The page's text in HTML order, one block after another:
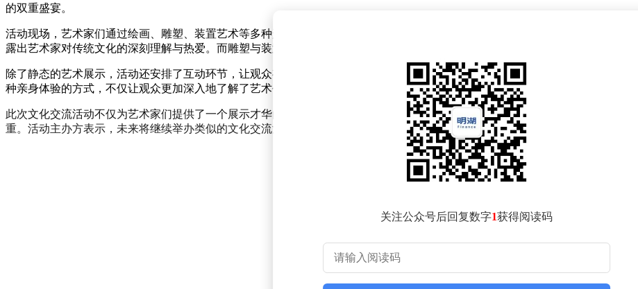
的双重盛宴。
活动现场，艺术家们通过绘画、雕塑、装置艺术等多种形式，展现了传统文化的深厚底蕴与现代艺术的创新活力。一幅幅精美的
露出艺术家对传统文化的深刻理解与热爱。而雕塑与装置艺术作品，则以独特的造型与材质，诠释了现代艺术的多元与包容。
除了静态的艺术展示，活动还安排了互动环节，让观众有机会亲身参与艺术创作。在专业艺术家的指导下，观众们尝试用画笔描
种亲身体验的方式，不仅让观众更加深入地了解了艺术创作的魅力，也激发了他们对艺术的兴趣与热情。
此次文化交流活动不仅为艺术家们提供了一个展示才华的平台，也为观众们带来了一场难忘的艺术之旅。通过欣赏与参与，观众
重。活动主办方表示，未来将继续举办类似的文化交流活动，为推动艺术文化的繁荣发展贡献力量。
关注公众号后回复数字1获得阅读码